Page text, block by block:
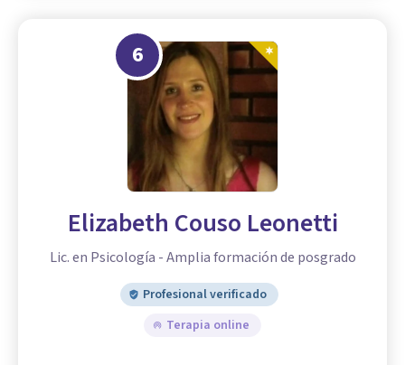
6
Elizabeth Couso Leonetti
Lic. en Psicología - Amplia formación de posgrado
Profesional verificado
Terapia online